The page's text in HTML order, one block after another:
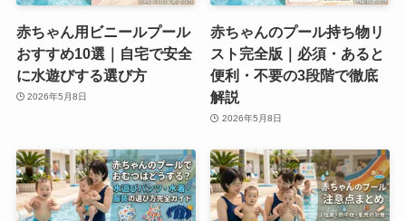
赤ちゃん用ビニールプール
おすすめ10選｜自宅で安全
に水遊びする選び方
2026年5月8日
赤ちゃんのプール持ち物リ
スト完全版｜必須・あると
便利・不要の3段階で徹底
解説
2026年5月8日